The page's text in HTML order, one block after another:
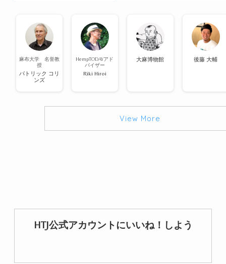
麻布大学 名誉教
授
パトリック コリ
ンズ
HempTODAYアド
バイザー
Riki Hiroi
大麻博物館 後藤 大輔
View More
HTJ公式アカウントにいいね！しよう